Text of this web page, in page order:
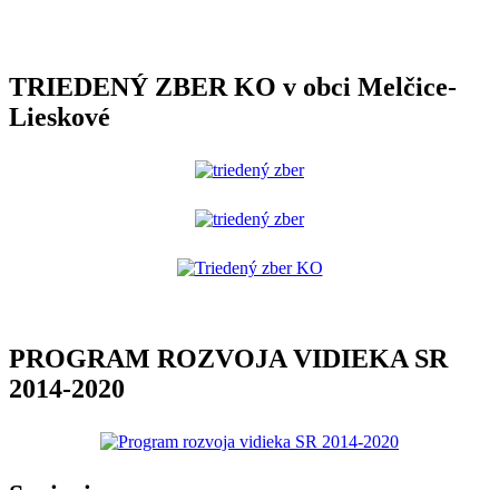
TRIEDENÝ ZBER KO v obci Melčice-
Lieskové
PROGRAM ROZVOJA VIDIEKA SR
2014-2020